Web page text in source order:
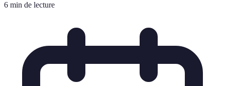
6 min de lecture